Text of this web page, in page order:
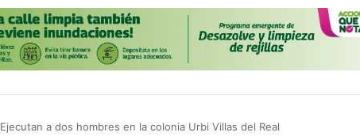
Ejecutan a dos hombres en la colonia Urbi Villas del Real